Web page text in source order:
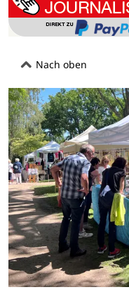
Nach oben